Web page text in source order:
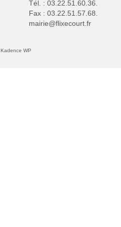
Tél. : 03.22.51.60.36.
Fax : 03.22.51.57.68.
mairie@flixecourt.fr
Kadence WP